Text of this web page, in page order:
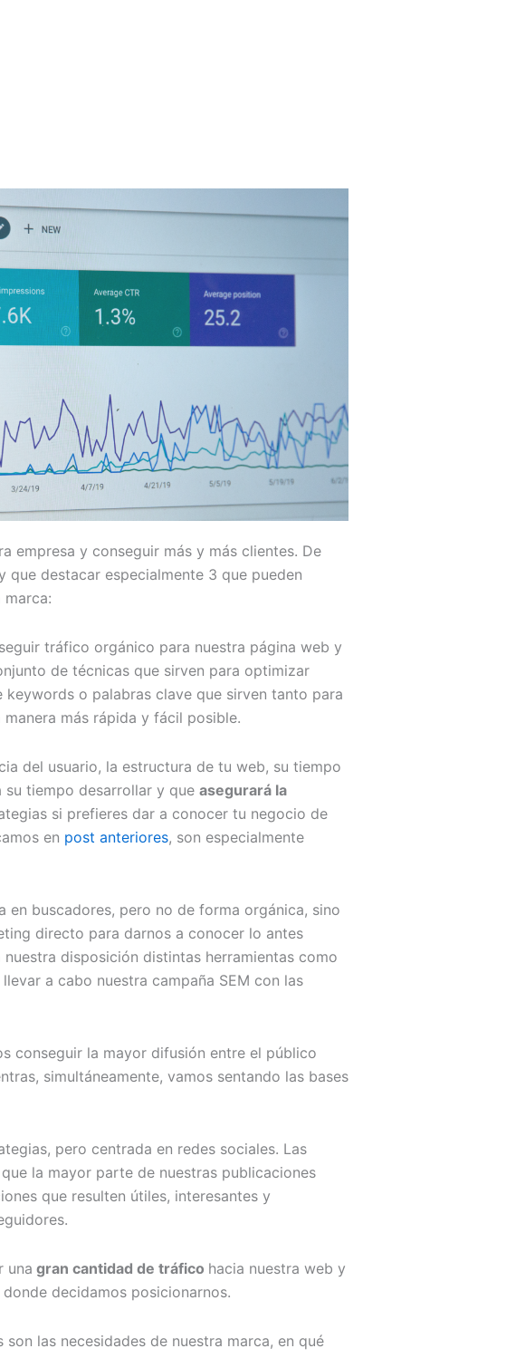
empresa y conseguir más y más clientes. De
destacar especialmente 3 que pueden
tráfico orgánico para nuestra página web y
de técnicas que sirven para optimizar
o palabras clave que sirven tanto para
más rápida y fácil posible.
del usuario, la estructura de tu web, su tiempo
su tiempo desarrollar y que asegurará la
si prefieres dar a conocer tu negocio de
en post anteriores, son especialmente
en buscadores, pero no de forma orgánica, sino
directo para darnos a conocer lo antes
disposición distintas herramientas como
a cabo nuestra campaña SEM con las
conseguir la mayor difusión entre el público
simultáneamente, vamos sentando las bases
pero centrada en redes sociales. Las
la mayor parte de nuestras publicaciones
que resulten útiles, interesantes y
una gran cantidad de tráfico hacia nuestra web y
decidamos posicionarnos.
las necesidades de nuestra marca, en qué